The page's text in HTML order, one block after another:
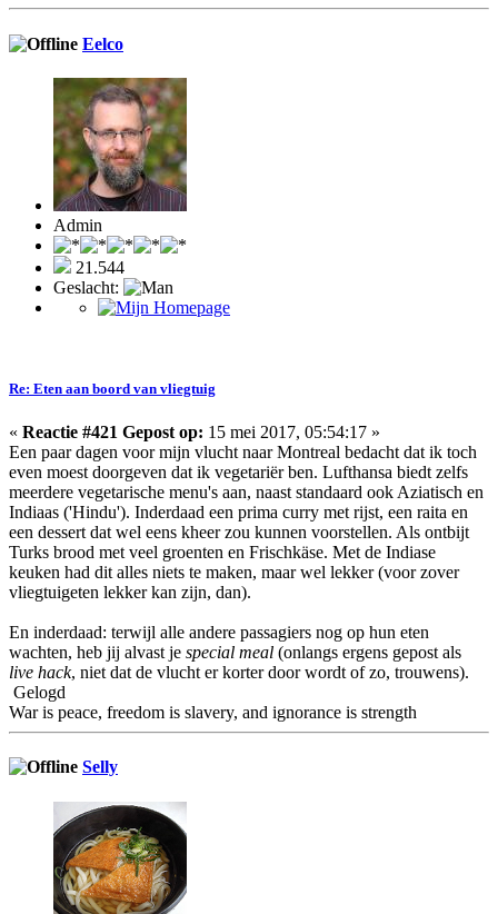
Eelco
Admin
21.544
Geslacht:
Re: Eten aan boord van vliegtuig
« Reactie #421 Gepost op: 15 mei 2017, 05:54:17 »
Een paar dagen voor mijn vlucht naar Montreal bedacht dat ik toch
even moest doorgeven dat ik vegetariër ben. Lufthansa biedt zelfs
meerdere vegetarische menu's aan, naast standaard ook Aziatisch en
Indiaas ('Hindu'). Inderdaad een prima curry met rijst, een raita en
een dessert dat wel eens kheer zou kunnen voorstellen. Als ontbijt
Turks brood met veel groenten en Frischkäse. Met de Indiase
keuken had dit alles niets te maken, maar wel lekker (voor zover
vliegtuigeten lekker kan zijn, dan).
En inderdaad: terwijl alle andere passagiers nog op hun eten
wachten, heb jij alvast je special meal (onlangs ergens gepost als
live hack, niet dat de vlucht er korter door wordt of zo, trouwens).
Gelogd
War is peace, freedom is slavery, and ignorance is strength
Selly